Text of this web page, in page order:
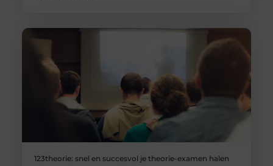
123theorie: snel en succesvol je theorie-examen halen